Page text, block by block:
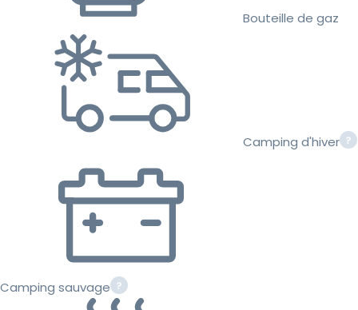
Bouteille de gaz
Camping d'hiver
Camping sauvage